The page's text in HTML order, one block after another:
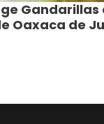
Oaxaca de